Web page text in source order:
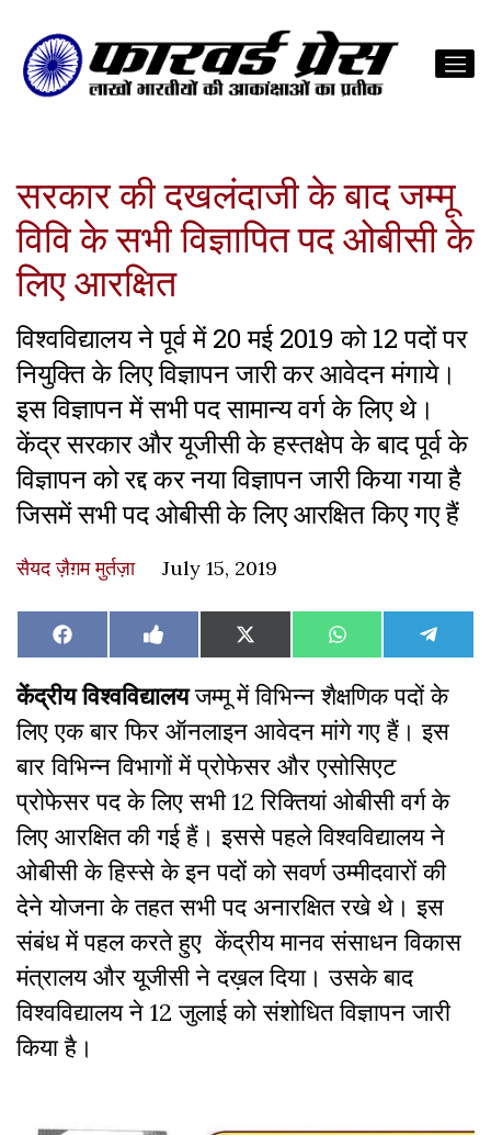
सरकार की दखलंदाजी के बाद जम्मू
विवि के सभी विज्ञापित पद ओबीसी के
लिए आरक्षित
विश्वविद्यालय ने पूर्व में 20 मई 2019 को 12 पदों पर
नियुक्ति के लिए विज्ञापन जारी कर आवेदन मंगाये।
इस विज्ञापन में सभी पद सामान्य वर्ग के लिए थे।
केंद्र सरकार और यूजीसी के हस्तक्षेप के बाद पूर्व के
विज्ञापन को रद्द कर नया विज्ञापन जारी किया गया है
जिसमें सभी पद ओबीसी के लिए आरक्षित किए गए हैं
सैयद ज़ैग़म मुर्तज़ा July 15, 2019
Share
on
Facebook Share
on
Like
on
Facebook
Share
on
X
(Twitter)
Share
on
WhatsAppShare
on
केंद्रीय विश्वविद्यालयजम्मू में विभिन्न शैक्षणिक पदों के
लिए एक बार फिर ऑनलाइन आवेदन मांगे गए हैं। इस
बार विभिन्न विभागों में प्रोफेसर और एसोसिएट
प्रोफेसर पद के लिए सभी 12 रिक्तियां ओबीसी वर्ग के
लिए आरक्षित की गई हैं। इससे पहले विश्वविद्यालय ने
ओबीसी के हिस्से के इन पदों को सवर्ण उम्मीदवारों की
देने योजना के तहत सभी पद अनारक्षित रखे थे। इस
संबंध में पहल करते हुए केंद्रीय मानव संसाधन विकास
मंत्रालय और यूजीसी ने दख़ल दिया। उसके बाद
विश्वविद्यालय ने 12 जुलाई को संशोधित विज्ञापन जारी
किया है।